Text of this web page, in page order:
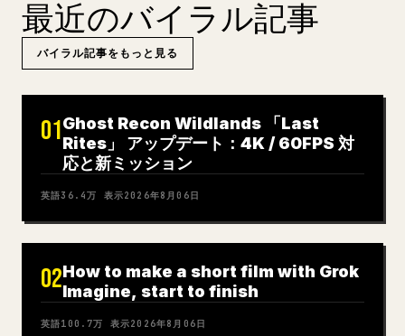
最近のバイラル記事
バイラル記事をもっと見る
01Ghost Recon Wildlands 「Last
Rites」 アップデート：4K / 60FPS 対
応と新ミッション
英語36.4万 表示2026年8月06日
02How to make a short film with Grok
Imagine, start to finish
英語100.7万 表示2026年8月06日